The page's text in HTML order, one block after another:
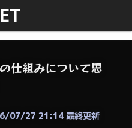
組みについて思
07/27 21:14 最終更新